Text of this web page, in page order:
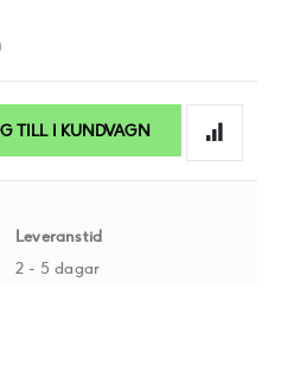
TILL I KUNDVAGN
Leveranstid
2 - 5 dagar